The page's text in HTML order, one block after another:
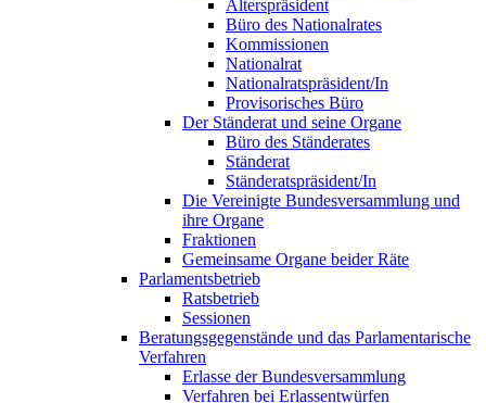
Alterspräsident
Büro des Nationalrates
Kommissionen
Nationalrat
Nationalratspräsident/In
Provisorisches Büro
Der Ständerat und seine Organe
Büro des Ständerates
Ständerat
Ständeratspräsident/In
Die Vereinigte Bundesversammlung und
ihre Organe
Fraktionen
Gemeinsame Organe beider Räte
Parlamentsbetrieb
Ratsbetrieb
Sessionen
Beratungsgegenstände und das Parlamentarische
Verfahren
Erlasse der Bundesversammlung
Verfahren bei Erlassentwürfen